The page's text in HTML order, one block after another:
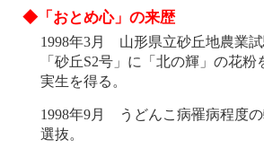
◆「おとめ心」の来歴
1998年3月 山形県立砂丘地農業
「砂丘S2号」に「北の輝」の花粉
実生を得る。
1998年9月 うどんこ病罹病程度
選抜。